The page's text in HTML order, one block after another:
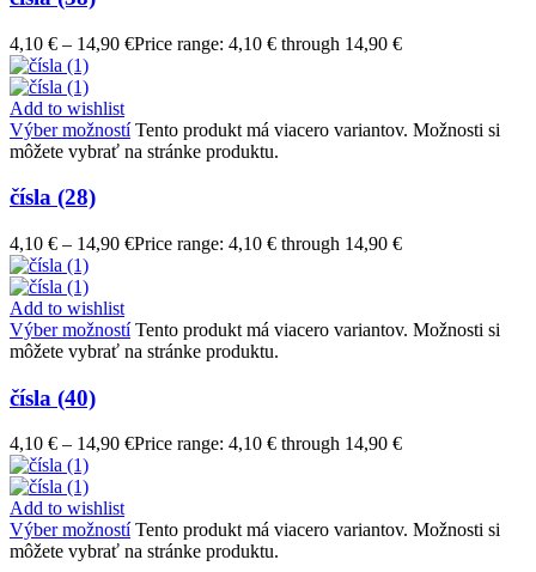
4,10 € – 14,90 €Price range: 4,10 € through 14,90 €
Add to wishlist
Výber možností Tento produkt má viacero variantov. Možnosti si
môžete vybrať na stránke produktu.
čísla (28)
4,10 € – 14,90 €Price range: 4,10 € through 14,90 €
Add to wishlist
Výber možností Tento produkt má viacero variantov. Možnosti si
môžete vybrať na stránke produktu.
čísla (40)
4,10 € – 14,90 €Price range: 4,10 € through 14,90 €
Add to wishlist
Výber možností Tento produkt má viacero variantov. Možnosti si
môžete vybrať na stránke produktu.